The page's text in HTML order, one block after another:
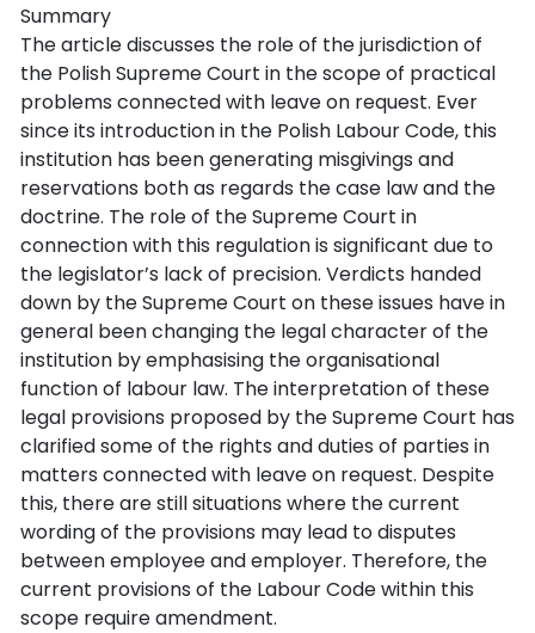
Summary
The article discusses the role of the jurisdiction of
the Polish Supreme Court in the scope of practical
problems connected with leave on request. Ever
since its introduction in the Polish Labour Code, this
institution has been generating misgivings and
reservations both as regards the case law and the
doctrine. The role of the Supreme Court in
connection with this regulation is significant due to
the legislator’s lack of precision. Verdicts handed
down by the Supreme Court on these issues have in
general been changing the legal character of the
institution by emphasising the organisational
function of labour law. The interpretation of these
legal provisions proposed by the Supreme Court has
clarified some of the rights and duties of parties in
matters connected with leave on request. Despite
this, there are still situations where the current
wording of the provisions may lead to disputes
between employee and employer. Therefore, the
current provisions of the Labour Code within this
scope require amendment.